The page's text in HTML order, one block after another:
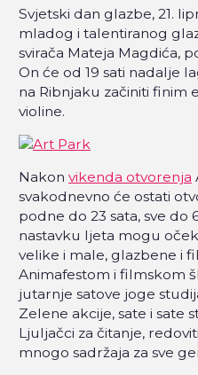
Svjetski dan glazbe, 21.
mladog i talentiranog
svirača Mateja Magdića,
On će od 19 sati nadalje
na Ribnjaku začiniti finim
violine.
Nakon vikenda otvorenja
svakodnevno će ostati
podne do 23 sata, sve do
nastavku ljeta mogu
velike i male, glazbene i
Animafestom i filmskom
jutarnje satove joge
Zelene akcije, sate i sate
Ljuljačci za čitanje,
mnogo sadržaja za sve